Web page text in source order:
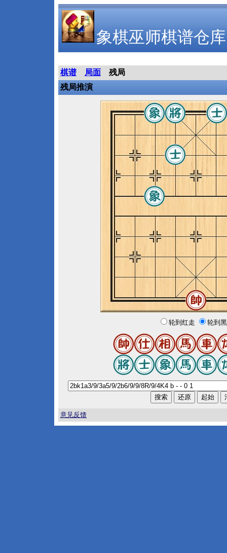
象棋巫师棋谱仓库
棋谱 局面
残局
残局推演
轮到红走 轮到
意见反馈